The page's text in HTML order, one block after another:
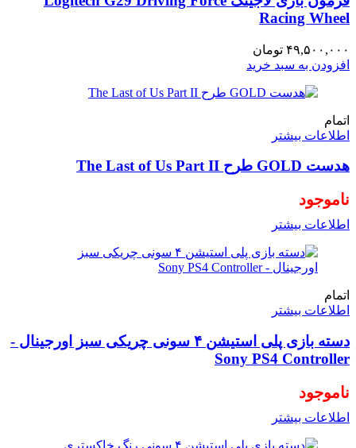
Racing Wheel
۴۹,۵۰۰,۰۰۰ تومان
افزودن به سبد خرید
اتمام
اطلاعات بیشتر
هدست GOLD طرح The Last of Us Part II
ناموجود
اطلاعات بیشتر
اتمام
اطلاعات بیشتر
دسته بازی پلی استیشن ۴ سونی چریکی سبز اورجینال -
Sony PS4 Controller
ناموجود
اطلاعات بیشتر